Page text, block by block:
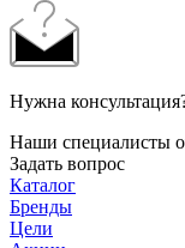
Нужна
Наши специалисты
Задать вопрос
Каталог
Бренды
Цели